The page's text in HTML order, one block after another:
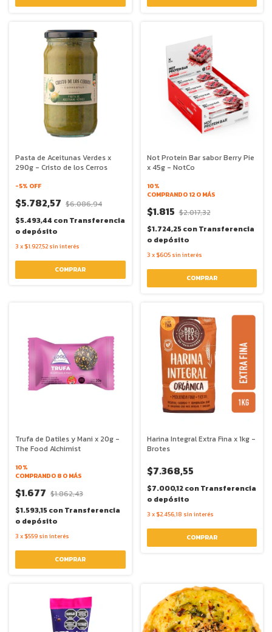
Pasta de Aceitunas Verdes x
290g - Cristo de los Cerros
-5% OFF
$5.782,57 $6.086,94
$5.493,44 conTransferencia
o depósito
3 x $1.927,52 sin interés
Not Protein Bar sabor Berry Pie
x 45g - NotCo
10%
COMPRANDO 12 O MÁS
$1.815 $2.017,32
$1.724,25conTransferencia
o depósito
3 x $605 sin interés
Trufa de Datiles y Mani x 20g -
The Food Alchimist
10%
COMPRANDO 8 O MÁS
$1.677 $1.862,43
$1.593,15conTransferencia
o depósito
3 x $559 sin interés
Harina Integral Extra Fina x 1kg -
Brotes
$7.368,55
$7.000,12conTransferencia
o depósito
3 x $2.456,18 sin interés